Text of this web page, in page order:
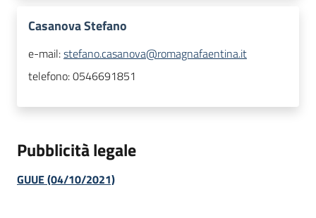
Casanova Stefano
e-mail:stefano.casanova@romagnafaentina.it
telefono:0546691851
Pubblicità legale
GUUE (04/10/2021)